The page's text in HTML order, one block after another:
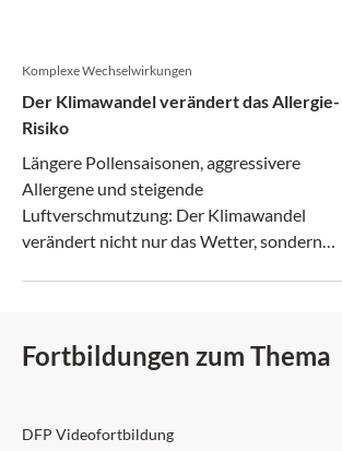
Komplexe Wechselwirkungen
Der Klimawandel verändert das Allergie-
Risiko
Längere Pollensaisonen, aggressivere
Allergene und steigende
Luftverschmutzung: Der Klimawandel
verändert nicht nur das Wetter, sondern
Fortbildungen zum Thema
DFP: 2 Punkte
DFP Videofortbildung